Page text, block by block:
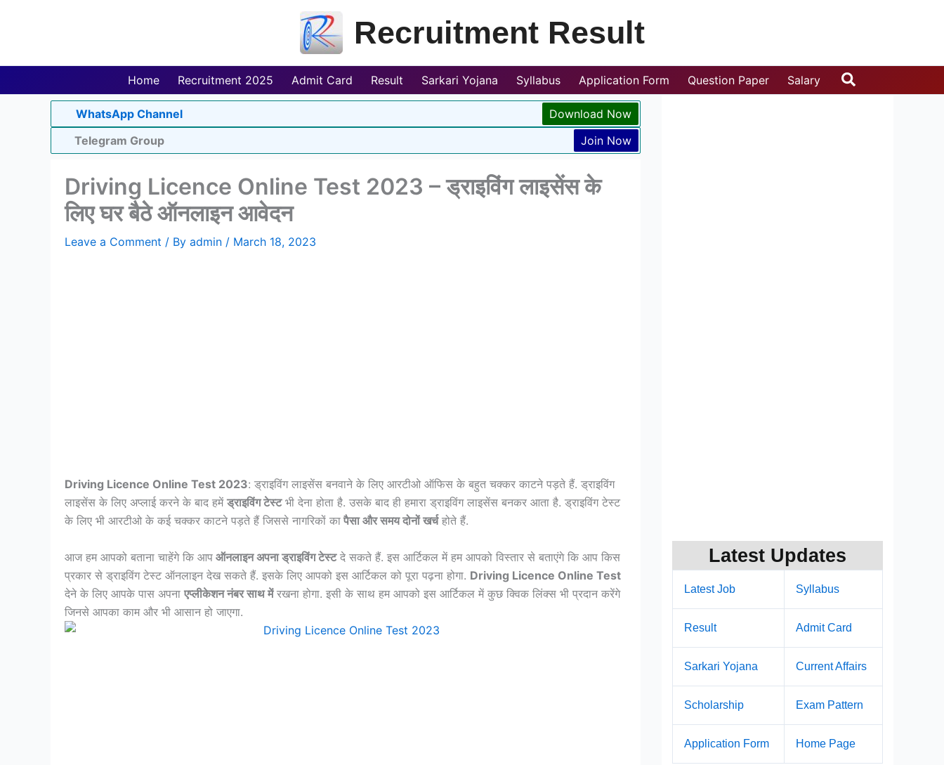
Recruitment Result
Home Recruitment 2025 Admit Card Result Sarkari Yojana Syllabus Application Form Question Paper Salary Search
WhatsApp Channel
Download Now
Telegram Group
Join Now
Driving Licence Online Test 2023 – ड्राइविंग लाइसेंस के
लिए घर बैठे ऑनलाइन आवेदन
Leave a Comment / By admin / March 18, 2023
Driving Licence Online Test 2023: ड्राइविंग लाइसेंस बनवाने के लिए आरटीओ ऑफिस के बहुत चक्कर काटने पड़ते हैं. ड्राइविंग
लाइसेंस के लिए अप्लाई करने के बाद हमें ड्राइविंग टेस्टभी देना होता है. उसके बाद ही हमारा ड्राइविंग लाइसेंस बनकर आता है. ड्राइविंग टेस्ट
के लिए भी आरटीओ के कई चक्कर काटने पड़ते हैं जिससे नागरिकों का पैसा और समय दोनों खर्चहोते हैं.
आज हम आपको बताना चाहेंगे कि आप ऑनलाइन अपना ड्राइविंग टेस्टदे सकते हैं. इस आर्टिकल में हम आपको विस्तार से बताएंगे कि आप किस
प्रकार से ड्राइविंग टेस्ट ऑनलाइन देख सकते हैं. इसके लिए आपको इस आर्टिकल को पूरा पढ़ना होगा. Driving Licence Online Test
देने के लिए आपके पास अपना एप्लीकेशन नंबर साथ मेंरखना होगा. इसी के साथ हम आपको इस आर्टिकल में कुछ क्विक लिंक्स भी प्रदान करेंगे
जिनसे आपका काम और भी आसान हो जाएगा.
Latest Updates
Latest Job Syllabus
Result Admit Card
Sarkari Yojana Current Affairs
Scholarship Exam Pattern
Application Form Home Page